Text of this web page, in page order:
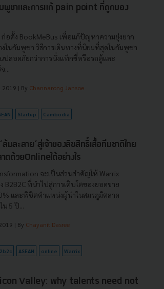
ชาและการแก้ pain point ที่ถูกมอง
ก่อตั้ง BookMeBus เพื่อแก้ปัญหาความยุ่งยาก
งในกัมพูชา วิธีการเดินทางที่นิยมที่สุดในกัมพูชา
ปลอดภัยกว่าการนั่งแท็กซี่หรือรถตู้และ
| By Channarong Jansoe
Startup Cambodia
มละลาย’​สู่เจ้าของลิขสิทธิ์เสื้อทีมชาติไทย​
ดด้วยOnline​ได้อย่างไร
จะเป็นส่วนสำคัญให้ Warrix
ที่นำไปสู่การเติบโตของยอดขาย
และพิชิตตำแหน่งผู้นำในสมรภูมิตลาด
5 ปี...
| By Chayanit Dasree
ASEAN online Warrix
Valley: why talents need not